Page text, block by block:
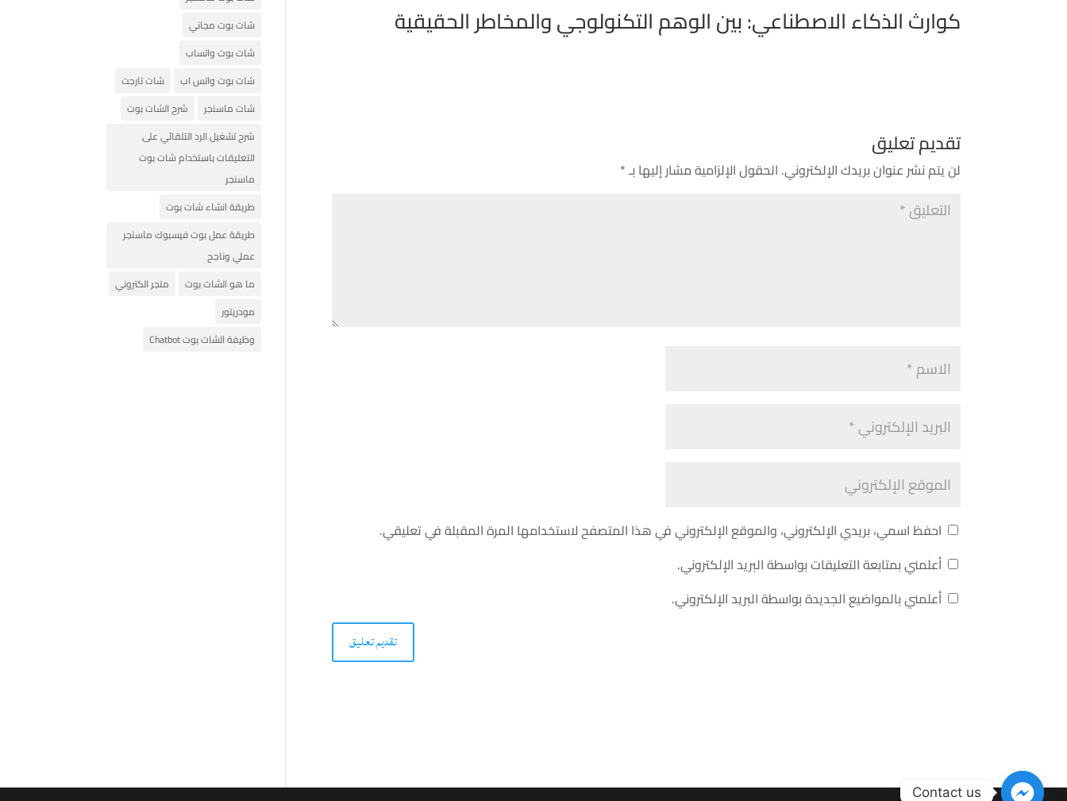
كوارث الذكاء الاصطناعي: بين الوهم التكنولوجي والمخاطر الحقيقية
تقديم تعليق
لن يتم نشر عنوان بريدك الإلكتروني. الحقول الإلزامية مشار إليها بـ*
احفظ اسمي، بريدي الإلكتروني، والموقع الإلكتروني في هذا المتصفح لاستخدامها المرة المقبلة في تعليقي.
أعلمني بمتابعة التعليقات بواسطة البريد الإلكتروني.
أعلمني بالمواضيع الجديدة بواسطة البريد الإلكتروني.
شات بوت مجاني
شات بوت واتساب
شات بوت واتس اب
شات تارجت
شات ماسنجر
شرح الشات بوت
شرح تشغيل الرد التلقائي على
التعليقات باستخدام شات بوت
ماسنجر
طريقة انشاء شات بوت
طريقة عمل بوت فيسبوك ماسنجر
عملي وناجح
ما هو الشات بوت
متجر الكتروني
مودريتور
وظيفة الشات بوت Chatbot
Contact us